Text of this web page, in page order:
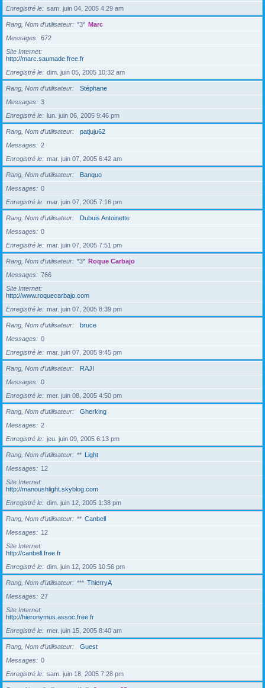
Enregistré le
sam. juin 04, 2005 4:29 am
Rang, Nom d’utilisateur *3* Marc
Messages
672
Site Internet
http://marc.saumade.free.fr
Enregistré le
dim. juin 05, 2005 10:32 am
Rang, Nom d’utilisateur
Stéphane
Messages
3
Enregistré le
lun. juin 06, 2005 9:46 pm
Rang, Nom d’utilisateur
patjuju62
Messages
2
Enregistré le
mar. juin 07, 2005 6:42 am
Rang, Nom d’utilisateur
Banquo
Messages
0
Enregistré le
mar. juin 07, 2005 7:16 pm
Rang, Nom d’utilisateur
Dubuis Antoinette
Messages
0
Enregistré le
mar. juin 07, 2005 7:51 pm
Rang, Nom d’utilisateur *3* Roque Carbajo
Messages
766
Site Internet
http://www.roquecarbajo.com
Enregistré le
mar. juin 07, 2005 8:39 pm
Rang, Nom d’utilisateur
bruce
Messages
0
Enregistré le
mar. juin 07, 2005 9:45 pm
Rang, Nom d’utilisateur
RAJI
Messages
0
Enregistré le
mer. juin 08, 2005 4:50 pm
Rang, Nom d’utilisateur
Gherking
Messages
2
Enregistré le
jeu. juin 09, 2005 6:13 pm
Rang, Nom d’utilisateur ** Light
Messages
12
Site Internet
http://manoushlight.skyblog.com
Enregistré le
dim. juin 12, 2005 1:38 pm
Rang, Nom d’utilisateur ** Canbell
Messages
12
Site Internet
http://canbell.free.fr
Enregistré le
dim. juin 12, 2005 10:56 pm
Rang, Nom d’utilisateur *** ThierryA
Messages
27
Site Internet
http://hieronymus.assoc.free.fr
Enregistré le
mer. juin 15, 2005 8:40 am
Rang, Nom d’utilisateur
Guest
Messages
0
Enregistré le
sam. juin 18, 2005 7:28 pm